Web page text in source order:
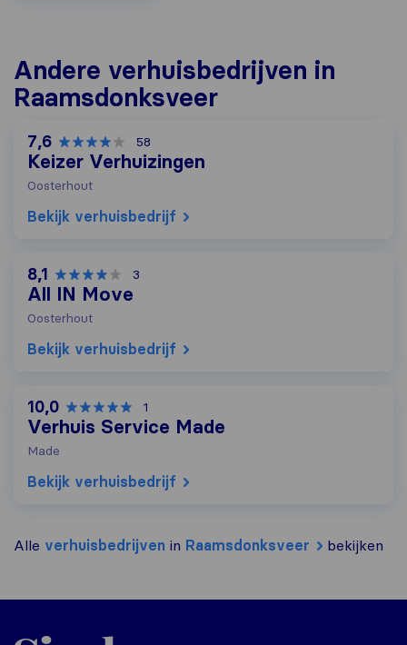
Andere verhuisbedrijven in
Raamsdonksveer
7,6 58
Keizer Verhuizingen
Oosterhout
Bekijk verhuisbedrijf
8,1 3
All IN Move
Oosterhout
Bekijk verhuisbedrijf
10,0 1
Verhuis Service Made
Made
Bekijk verhuisbedrijf
Alle verhuisbedrijven in Raamsdonksveer bekijken
Sirelo.nl